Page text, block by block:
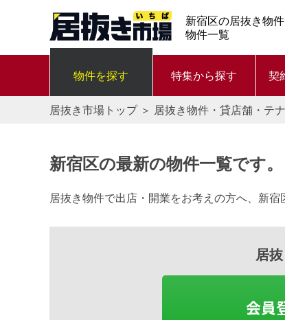
新宿区の居抜き物
物件一覧
物件を探す 特集から探す 契
居抜き市場トップ＞ 居抜き物件・貸店舗・テ
新宿区の最新の物件一覧です。
居抜き物件で出店・開業をお考えの方へ、新
居
会員